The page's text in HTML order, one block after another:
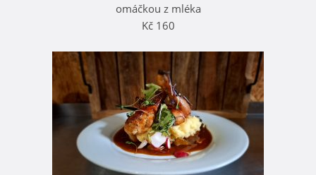
omáčkou z mléka
Kč 160